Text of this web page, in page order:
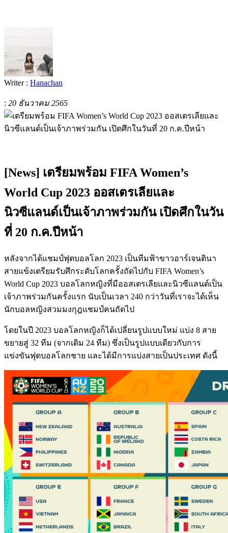
Writer : Hanachan
: 20 ธันวาคม 2565
[News] เตรียมพร้อม FIFA Women’s
World Cup 2023 ออสเตรเลียและ
นิวซีแลนด์เป็นเจ้าภาพร่วมกัน เปิดศึกในวัน
ที่ 20 ก.ค.ปีหน้า
หลังจากได้แชมป์ฟุตบอลโลก 2023 เป็นทีมฟ้าขาวอาร์เจนตินา
สายแข้งเตรียมรับศึกระดับโลกครั้งถัดไปกับ FIFA Women’s
World Cup 2023 บอลโลกหญิงที่มีออสเตรเลียและนิวซีแลนด์เป็น
เจ้าภาพร่วมกันครั้งแรก นับเป็นเวลา 240 กว่าวันที่เราจะได้เห็น
นักบอลหญิงสวมมงกุฎแชมป์คนถัดไป
โดยในปี 2023 บอลโลกหญิงก็ได้เปลี่ยนรูปแบบใหม่ แบ่ง 8 สาย
ขยายสู่ 32 ทีม (จากเดิม 24 ทีม) ซึ่งเป็นรูปแบบเดียวกับการ
แข่งขันฟุตบอลโลกชาย และได้มีการแบ่งสายเป็นประเทศ ดังนี้